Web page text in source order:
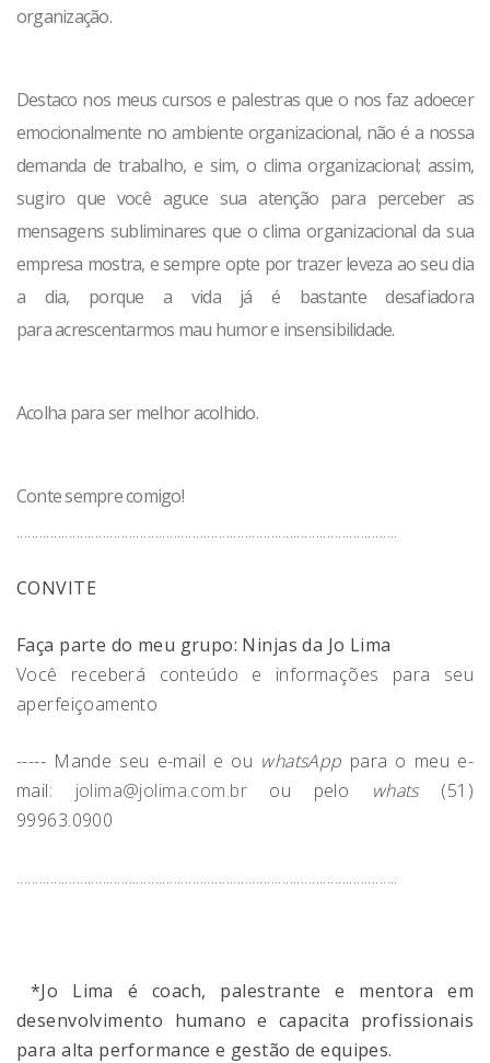
organização.
Destaco nos meus cursos e palestras que o nos faz adoecer
emocionalmente no ambiente organizacional, não é a nossa
demanda de trabalho, e sim, o clima organizacional; assim,
sugiro que você aguce sua atenção para perceber as
mensagens subliminares que o clima organizacional da sua
empresa mostra, e sempre opte por trazer leveza ao seu dia
a dia, porque a vida já é bastante desafiadora
para acrescentarmos mau humor e insensibilidade.
Acolha para ser melhor acolhido.
Conte sempre comigo!
......................................................................................................
CONVITE
Faça parte do meu grupo: Ninjas da Jo Lima
Você receberá conteúdo e informações para seu
aperfeiçoamento
----- Mande seu e-mail e ou whatsApp para o meu e-
mail: jolima@jolima.com.brou pelo whats(51)
99963.0900
......................................................................................................
*Jo Lima é coach, palestrante e mentora em
desenvolvimento humano e capacita profissionais
para alta performance e gestão de equipes.